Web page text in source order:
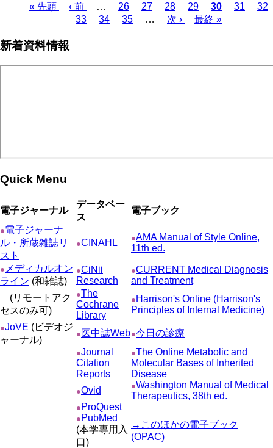
ジ
先
ー
« 先頭
前
ペ
‹ 前 … Page
26 Page
27 Page
28 Page
29
カ
レ
30 Page
31
32
Page
33 Page
34 Page
35 …
次
次 ›
最
最終 »
新着資料情報
Quick Menu
電子ジャーナル
データベー
ス
電子ブック
●電子ジャーナ
ル・所蔵雑誌リ
スト
●CINAHL ●AMA Manual of Style Online,
11th ed.
● メディカルオン
ライン (和雑誌)
●CiNii
Research
●CURRENT Medical Diagnosis
and Treatment
(リモートアク
セスのみ可)
●The
Cochrane
Library
● Harrison's Online (Harrison's
Principles of Internal Medicine)
●JoVE (ビデオジ
ャーナル)
● 医中誌Web●今日の診療
●Journal
Citation
Reports
●The Online Metabolic and
Molecular Bases of Inherited
Disease
●Ovid ●Washington Manual of Medical
Therapeutics, 38th ed.
● ProQuest
● PubMed
(本学専用入
口)
→このほかの電子ブック
(OPAC)